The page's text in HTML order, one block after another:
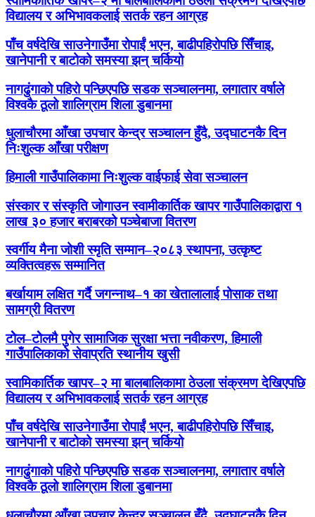
विद्यालय र अभिभावकलाई सतर्क रहन आग्रह
पाँच वर्षदेखि साउनेगाउँमा रोपाईं भएन, बाढीपहिरोपछि सिँचाइ,
खानेपानी र बाटोको समस्या झन् चर्कियो
नागढुंगाको पहिरो पन्छिएपछि सडक सञ्चालनमा, लगातार वर्षाले
विश्वकै ठूलो शालिग्राम शिला डुबानमा
धुलाचौरमा आँखा उपचार केन्द्र सञ्चालन हुँदै, उद्घाटनकै दिन
निःशुल्क आँखा परीक्षण
हिमाली गाउँपालिकामा निःशुल्क वाईफाई सेवा सञ्चालन
संस्कार र संस्कृति जोगाउन स्वामीकार्तिक खापर गाउँपालिकाद्वारा १
लाख ३० हजार बराबरको पञ्चेबाजा वितरण
स्वर्गीय मैना जोशी स्मृति सम्मान–२०८३ स्थापना, उत्कृष्ट
व्यक्तित्वहरू सम्मानित
बर्खायाम लक्षित गर्दै जगन्नाथ–१ का खेतालालाई पोसाक तथा
सामग्री वितरण
टोेल–टोेलमै पुगेर सामाजिक सुरक्षा भत्ता नवीकरण, हिमाली
गाउँपालिकाको सेवाप्रति स्थानीय खुसी
स्वामिकार्तिक खापर–२ मा बालबालिकामा ठेउला संक्रमण देखिएपछि
विद्यालय र अभिभावकलाई सतर्क रहन आग्रह
पाँच वर्षदेखि साउनेगाउँमा रोपाईं भएन, बाढीपहिरोपछि सिँचाइ,
खानेपानी र बाटोको समस्या झन् चर्कियो
नागढुंगाको पहिरो पन्छिएपछि सडक सञ्चालनमा, लगातार वर्षाले
विश्वकै ठूलो शालिग्राम शिला डुबानमा